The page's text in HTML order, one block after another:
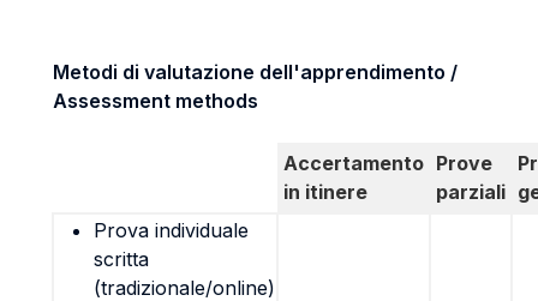
Metodi di valutazione dell'apprendimento /
Assessment methods
Accertamento
in itinere
Prove
parziali
Prova individuale
scritta
(tradizionale/online)